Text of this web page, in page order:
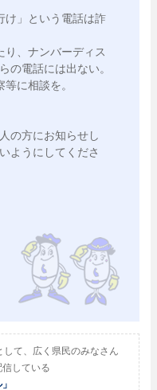
け」という電話は詐
り、ナンバーディス
の電話には出ない。
に相談を。
の方にお知らせし
ようにしてくださ
して、広く県民のみなさん
している